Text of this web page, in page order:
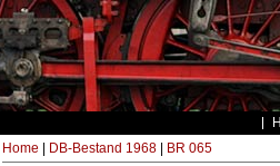
Home DB-Bestand 1968| BR 065